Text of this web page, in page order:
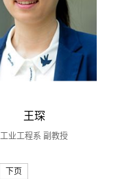
王琛
工业工程系 副教授
下页